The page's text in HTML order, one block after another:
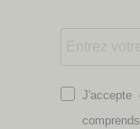
J'accepte